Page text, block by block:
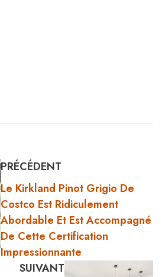
PRÉCÉDENT
Le Kirkland Pinot Grigio De
Costco Est Ridiculement
Abordable Et Est Accompagné
De Cette Certification
Impressionnante
SUIVANT